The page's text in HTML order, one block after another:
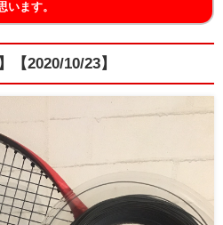
います。
【2020/10/23】